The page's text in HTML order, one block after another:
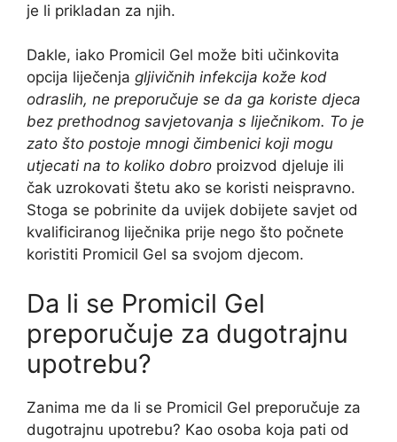
je li prikladan za njih.
Dakle, iako Promicil Gel može biti učinkovita
opcija liječenja gljivičnih infekcija kože kod
odraslih, ne preporučuje se da ga koriste djeca
bez prethodnog savjetovanja s liječnikom. To je
zato što postoje mnogi čimbenici koji mogu
utjecati na to koliko dobro proizvod djeluje ili
čak uzrokovati štetu ako se koristi neispravno.
Stoga se pobrinite da uvijek dobijete savjet od
kvalificiranog liječnika prije nego što počnete
koristiti Promicil Gel sa svojom djecom.
Da li se Promicil Gel
preporučuje za dugotrajnu
upotrebu?
Zanima me da li se Promicil Gel preporučuje za
dugotrajnu upotrebu? Kao osoba koja pati od